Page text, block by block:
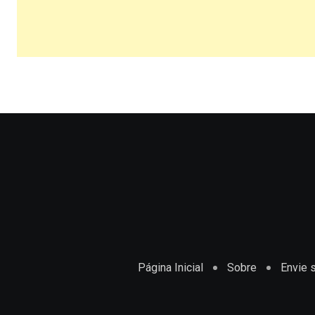
Página Inicial Sobre Envie